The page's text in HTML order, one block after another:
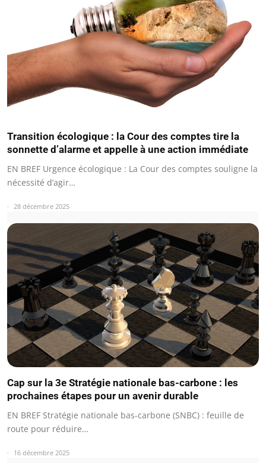
Transition écologique : la Cour des comptes tire la
sonnette d’alarme et appelle à une action immédiate
EN BREF Urgence écologique : La Cour des comptes souligne la
nécessité d’agir…
28 décembre 2025
Cap sur la 3e Stratégie nationale bas-carbone : les
prochaines étapes pour un avenir durable
EN BREF Stratégie nationale bas-carbone (SNBC) : feuille de
route pour réduire…
16 décembre 2025